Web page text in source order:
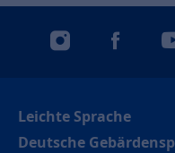
instagram
Leichte Sprache
Deutsche